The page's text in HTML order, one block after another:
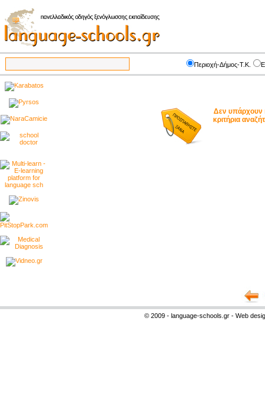
Περιοχή-Δήμος-Τ.Κ.
Δεν υπάρχουν
κριτήρια
© 2009 - language-schools.gr - Web